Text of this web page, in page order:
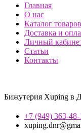
Главная
О нас
Каталог товаров
Доставка и
Личный
Статьи
Контакты
Бижутерия Xuping
+7 (949) 363-48-